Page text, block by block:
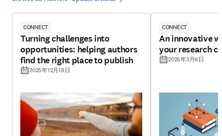
CONNECT
Turning challenges into
opportunities: helping authors
find the right place to publish
2025年12月18日
CONNECT
An innovative
your research
2025年3月6日